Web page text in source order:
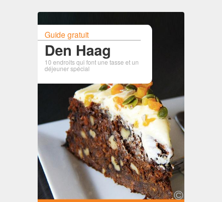
Guide gratuit
Den Haag
10 endroits qui font une tasse et un
déjeuner spécial